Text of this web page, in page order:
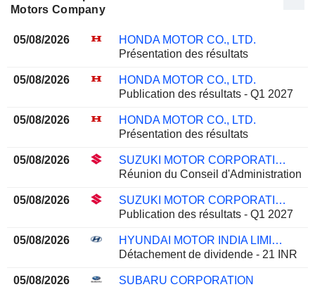
Motors Company
05/08/2026
HONDA MOTOR CO., LTD.
Présentation des résultats
05/08/2026
HONDA MOTOR CO., LTD.
Publication des résultats - Q1 2027
05/08/2026
HONDA MOTOR CO., LTD.
Présentation des résultats
05/08/2026
SUZUKI MOTOR CORPORATION
Réunion du Conseil d'Administration
05/08/2026
SUZUKI MOTOR CORPORATION
Publication des résultats - Q1 2027
05/08/2026
HYUNDAI MOTOR INDIA LIMITED
Détachement de dividende - 21 INR
05/08/2026
SUBARU CORPORATION